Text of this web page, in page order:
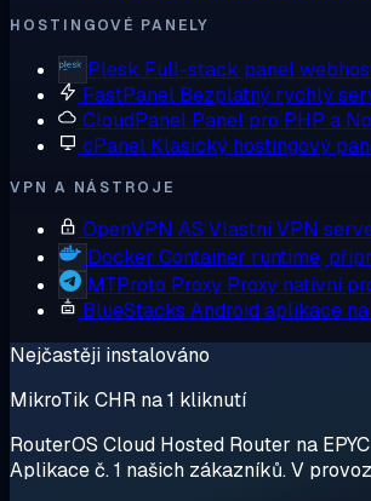
HOSTINGOVÉ PANELY
Plesk Full-stack panel
FastPanel Bezplatný rychlý
CloudPanel Panel pro PHP a
cPanel Klasický hostingový
VPN A NÁSTROJE
OpenVPN AS Vlastní VPN
Docker Container runtime,
MTProto Proxy Proxy nativní
BlueStacks Android aplikace na
Nejčastěji instalováno
MikroTik CHR na 1 kliknutí
RouterOS Cloud Hosted Router na
Aplikace č. 1 našich zákazníků. V